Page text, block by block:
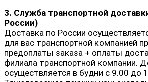
3. Служба транспортной
России)
Доставка по России
для вас транспортной компанией
предоплаты заказа + оплаты
филиала транспортной компании.
осуществляется в будни с 9.00 до